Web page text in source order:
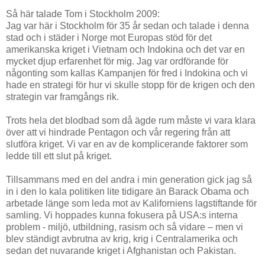
Så här talade Tom i Stockholm 2009:
Jag var här i Stockholm för 35 år sedan och talade i denna
stad och i städer i Norge mot Europas stöd för det
amerikanska kriget i Vietnam och Indokina och det var en
mycket djup erfarenhet för mig. Jag var ordförande för
någonting som kallas Kampanjen för fred i Indokina och vi
hade en strategi för hur vi skulle stopp för de krigen och den
strategin var framgångs rik.
Trots hela det blodbad som då ägde rum måste vi vara klara
över att vi hindrade Pentagon och vår regering från att
slutföra kriget. Vi var en av de komplicerande faktorer som
ledde till ett slut på kriget.
Tillsammans med en del andra i min generation gick jag så
in i den lo kala politiken lite tidigare än Barack Obama och
arbetade länge som leda mot av Kaliforniens lagstiftande för
samling. Vi hoppades kunna fokusera på USA:s interna
problem - miljö, utbildning, rasism och så vidare – men vi
blev ständigt avbrutna av krig, krig i Centralamerika och
sedan det nuvarande kriget i Afghanistan och Pakistan.